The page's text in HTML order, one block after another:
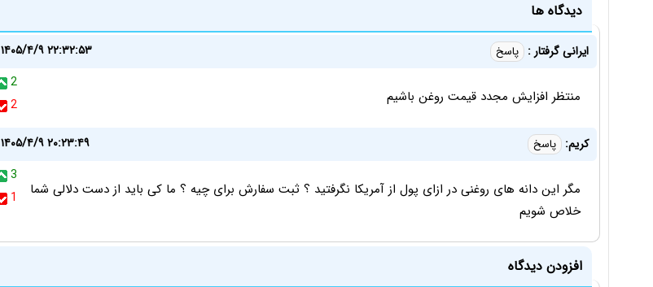
دیدگاه ها
ایرانی گرفتار : پاسخ
۱۴۰۵/۴/۹ ۲۲:۳۲:۵۳
2
2
منتظر افزایش مجدد قیمت روغن باشیم
کریم: پاسخ
۱۴۰۵/۴/۹ ۲۰:۲۳:۴۹
3
1
مگر این دانه های روغنی در ازای پول از آمریکا نگرفتید ؟ ثبت سفارش برای چیه ؟ ما کی باید از دست دلالی شما
خلاص شویم
افزودن دیدگاه